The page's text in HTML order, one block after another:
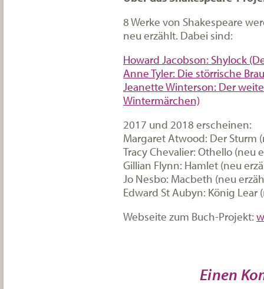
8 Werke von Shakespeare
neu erzählt. Dabei sind:
Howard Jacobson: Shylock
Anne Tyler: Die störrische
Jeanette Winterson: Der
Wintermärchen)
2017 und 2018 erscheinen:
Margaret Atwood: Der Sturm
Tracy Chevalier: Othello (neu
Gillian Flynn: Hamlet (neu
Jo Nesbo: Macbeth (neu
Edward St Aubyn: König Lear
Webseite zum Buch-Projekt:
Einen